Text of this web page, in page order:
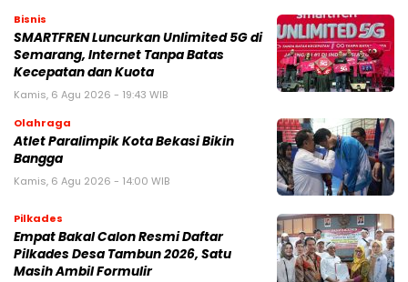
Bisnis
SMARTFREN Luncurkan Unlimited 5G di
Semarang, Internet Tanpa Batas
Kecepatan dan Kuota
Kamis, 6 Agu 2026 - 19:43 WIB
Olahraga
Atlet Paralimpik Kota Bekasi Bikin
Bangga
Kamis, 6 Agu 2026 - 14:00 WIB
Pilkades
Empat Bakal Calon Resmi Daftar
Pilkades Desa Tambun 2026, Satu
Masih Ambil Formulir